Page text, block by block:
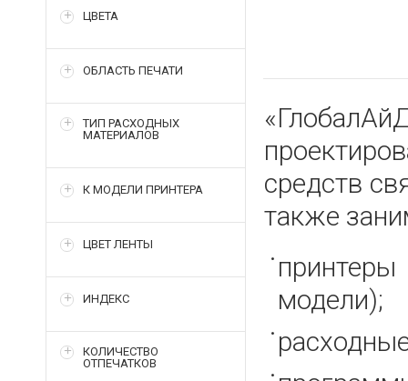
ЦВЕТА
ОБЛАСТЬ ПЕЧАТИ
ТИП РАСХОДНЫХ
МАТЕРИАЛОВ
К МОДЕЛИ ПРИНТЕРА
ЦВЕТ ЛЕНТЫ
ИНДЕКС
КОЛИЧЕСТВО
ОТПЕЧАТКОВ
средств
также
модели);